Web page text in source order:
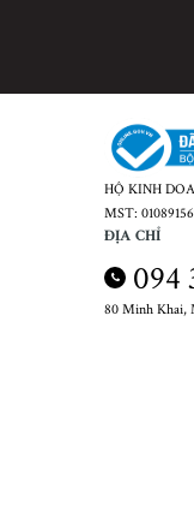
HỘ KINH
MST:
ĐỊA CHỈ
094
80 Minh Khai,